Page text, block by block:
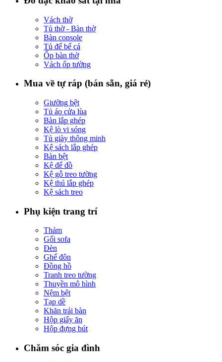
Vách thờ
Tủ thờ - Bàn thờ
Bàn console
Tủ để bể cá
Ốp bàn thờ
Vách ốp tường
Mua về tự ráp (bán sẵn, giá rẻ)
Giường bệt
Tủ áo cửa lùa
Bàn lắp ghép
Kệ lò vi sóng
Tủ giày thông minh
Kệ sách lắp ghép
Bàn bệt
Kệ để đồ
Kệ gỗ treo tường
Kệ thú lắp ghép
Kệ sách treo
Phụ kiện trang trí
Thảm
Gối sofa
Đèn
Ghế đôn
Đồng hồ
Tranh treo tường
Thuyền mô hình
Nệm bệt
Tạp dề
Khăn trải bàn
Hộp giấy ăn
Hộp đựng bút
Chăm sóc gia đình